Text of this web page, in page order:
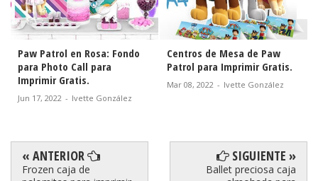
Paw Patrol en Rosa: Fondo
para Photo Call para
Imprimir Gratis.
Jun 17, 2022 - Ivette González
Centros de Mesa de Paw
Patrol para Imprimir Gratis.
Mar 08, 2022 - Ivette González
« ANTERIOR
Frozen caja de
SIGUIENTE »
Ballet preciosa caja